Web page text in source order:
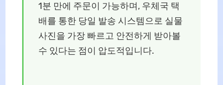
1분 만에 주문이 가능하며, 우체국 택
배를 통한 당일 발송 시스템으로 실물
사진을 가장 빠르고 안전하게 받아볼
수 있다는 점이 압도적입니다.